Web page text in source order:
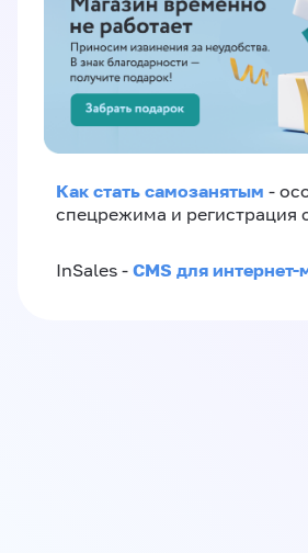
Как стать самозанятым -
спецрежима и регистрация
InSales - CMS для интернет-